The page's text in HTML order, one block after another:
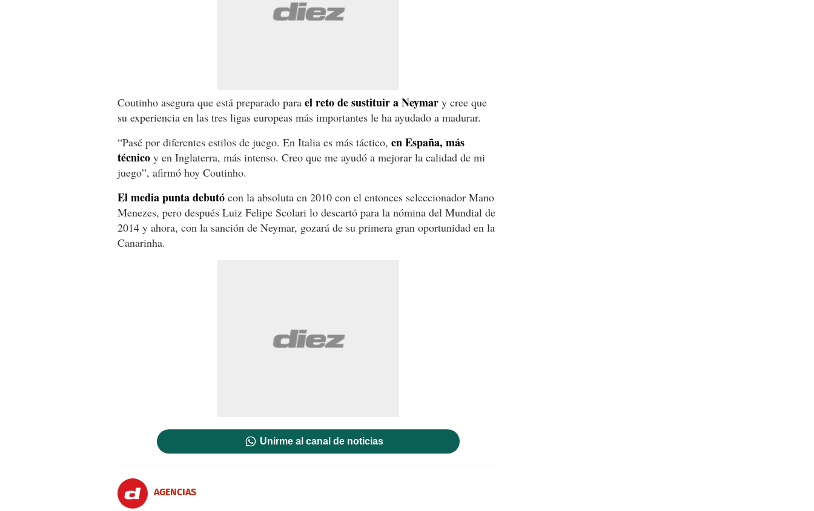
Coutinho asegura que está preparado para el reto de sustituir a Neymar y cree que
su experiencia en las tres ligas europeas más importantes le ha ayudado a madurar.
“Pasé por diferentes estilos de juego. En Italia es más táctico, en España, más
técnico y en Inglaterra, más intenso. Creo que me ayudó a mejorar la calidad de mi
juego”, afirmó hoy Coutinho.
El media punta debutó con la absoluta en 2010 con el entonces seleccionador Mano
Menezes, pero después Luiz Felipe Scolari lo descartó para la nómina del Mundial de
2014 y ahora, con la sanción de Neymar, gozará de su primera gran oportunidad en la
Canarinha.
Unirme al canal de noticias
AGENCIAS